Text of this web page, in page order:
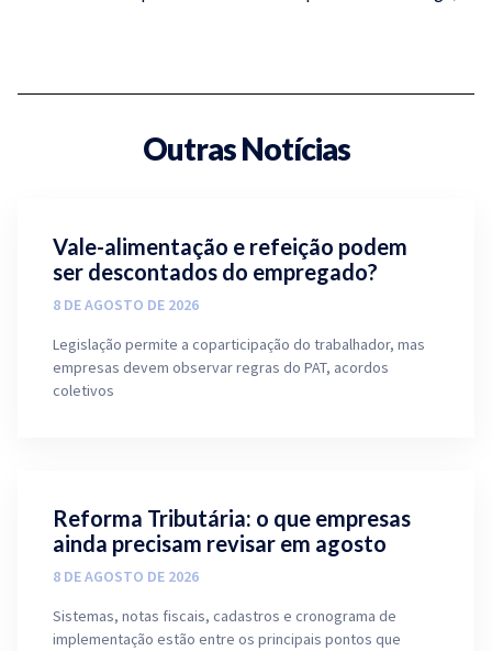
Outras Notícias
Vale-alimentação e refeição podem
ser descontados do empregado?
8 DE AGOSTO DE 2026
Legislação permite a coparticipação do trabalhador, mas
empresas devem observar regras do PAT, acordos
coletivos
Reforma Tributária: o que empresas
ainda precisam revisar em agosto
8 DE AGOSTO DE 2026
Sistemas, notas fiscais, cadastros e cronograma de
implementação estão entre os principais pontos que